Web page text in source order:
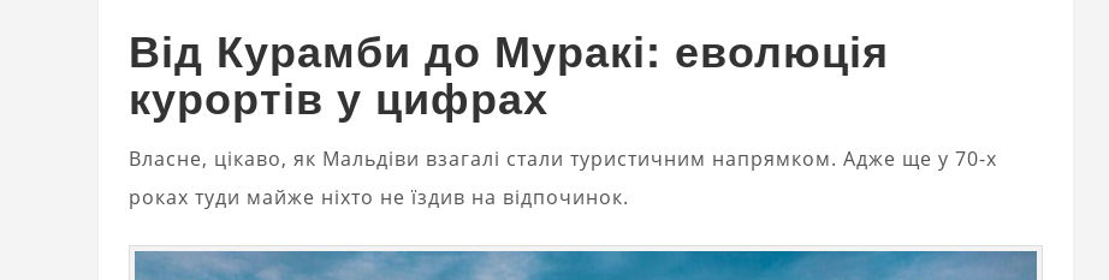
Від Курамби до Муракі: еволюція
курортів у цифрах
Власне, цікаво, як Мальдіви взагалі стали туристичним напрямком. Адже ще у 70-х
роках туди майже ніхто не їздив на відпочинок.